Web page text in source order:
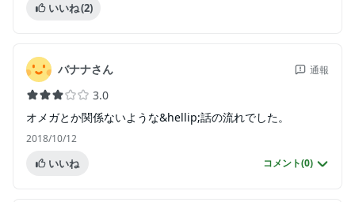
いいね(2)
バナナさん 通報
3.0
オメガとか関係ないような&hellip;話の流れでした。
2018/10/12
いいね コメント(0)